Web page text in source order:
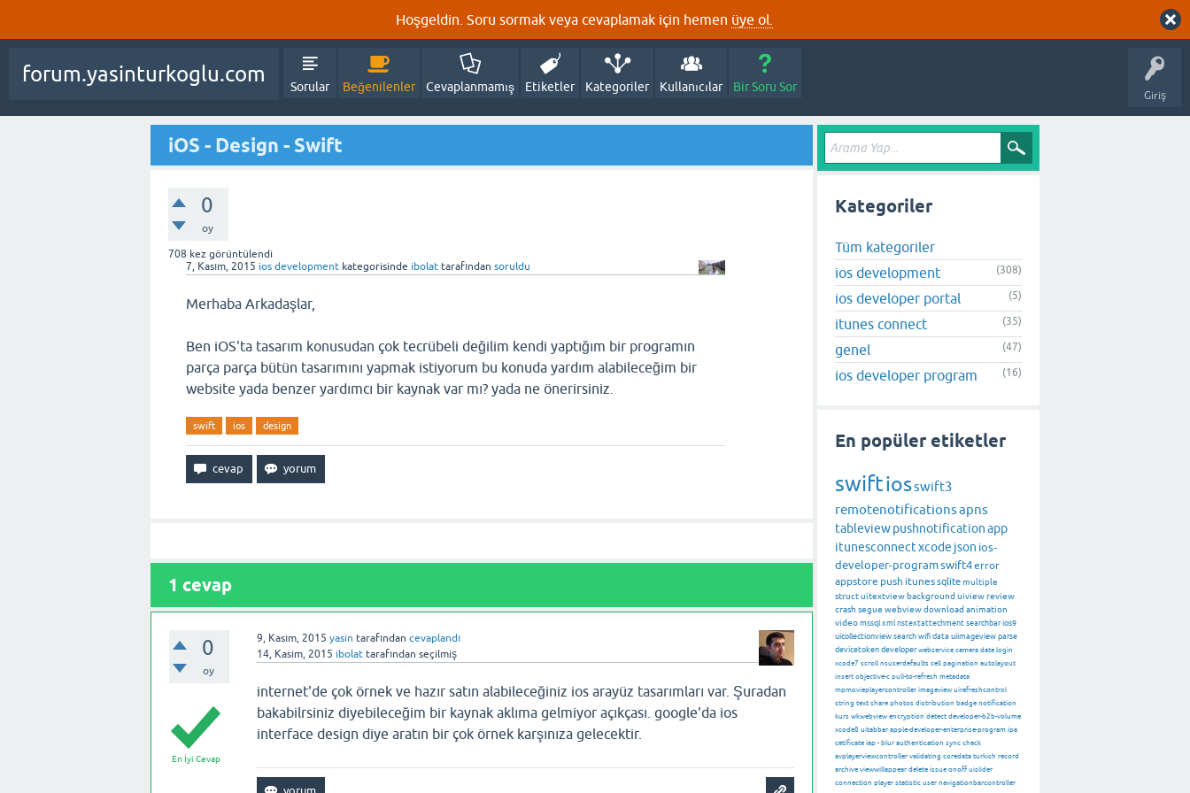
Hoşgeldin. Soru sormak veya cevaplamak için hemen üye ol.
Giriş
forum.yasinturkoglu.com
Sorular Beğenilenler Cevaplanmamış Etiketler Kategoriler Kullanıcılar Bir Soru Sor
iOS - Design - Swift
0
oy
708 kez görüntülendi
7, Kasım, 2015 ios development kategorisinde ibolat tarafından soruldu
Merhaba Arkadaşlar,
Ben iOS'ta tasarım konusudan çok tecrübeli değilim kendi yaptığım bir programın
parça parça bütün tasarımını yapmak istiyorum bu konuda yardım alabileceğim bir
website yada benzer yardımcı bir kaynak var mı? yada ne önerirsiniz.
swift ios design
1 cevap
0
oy
9, Kasım, 2015 yasin tarafından cevaplandı
14, Kasım, 2015 ibolattarafından seçilmiş
En İyi Cevap
internet'de çok örnek ve hazır satın alabileceğiniz ios arayüz tasarımları var. Şuradan
bakabilrsiniz diyebileceğim bir kaynak aklıma gelmiyor açıkçası. google'da ios
interface design diye aratın bir çok örnek karşınıza gelecektir.
Kategoriler
Tüm kategoriler
ios development
(308)
ios developer portal (5)
itunes connect (35)
genel (47)
ios developer program (16)
En popüler etiketler
swiftiosswift3
remotenotificationsapns
tableviewpushnotificationapp
itunesconnectxcode json ios-
developer-programswift4error
appstore push itunessqlitemultiple
structuitextview background uiviewreview
crash segue webviewdownload animation
video mssql xml nstextattechment searchbar ios9
uicollectionview search wifi data uiimageview parse
devicetoken developer webservice camera date login
xcode7 scroll nsuserdefaults cell pagination autolayout
insert objective-c pull-to-refresh metadata
mpmovieplayercontroller imageview uirefreshcontrol
string text share photos distribution badge notification
kurs wkwebview encryption detect developer-b2b-volume
xcode8 uitabbar apple-developer-enterprise-program ipa
cetificate iap - blur authentication sync check
avplayerviewcontroller validating coredata turkish record
archive viewwillappear delete issue onoff uislider
connection player statistic user navigationbarcontroller